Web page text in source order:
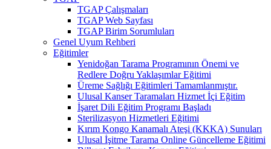
TGAP Çalışmaları
TGAP Web Sayfası
TGAP Birim Sorumluları
Genel Uyum Rehberi
Eğitimler
Yenidoğan Tarama Programının Önemi ve
Redlere Doğru Yaklaşımlar Eğitimi
Üreme Sağlığı Eğitimleri Tamamlanmıştır.
Ulusal Kanser Taramaları Hizmet İçi Eğitim
İşaret Dili Eğitim Programı Başladı
Sterilizasyon Hizmetleri Eğitimi
Kırım Kongo Kanamalı Ateşi (KKKA) Sunuları
Ulusal İşitme Tarama Online Güncelleme Eğitimi